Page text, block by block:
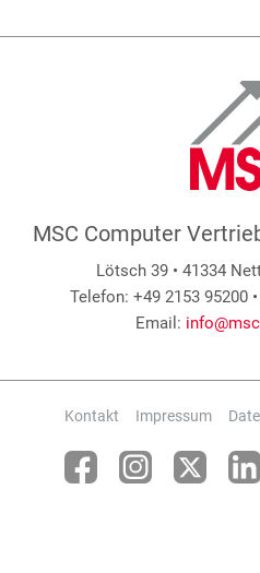
MSC Computer
Lötsch 39 • 41334
Telefon: +49 2153 95200
Email:
Kontakt Impressum